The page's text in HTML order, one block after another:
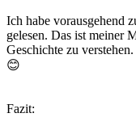
Ich habe vorausgehend
gelesen. Das ist meiner
Geschichte zu
😊
Fazit: